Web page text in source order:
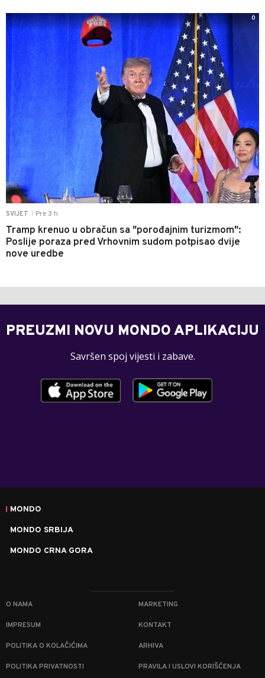
SVIJET Pre 3 h
Tramp krenuo u obračun sa "porođajnim turizmom":
Poslije poraza pred Vrhovnim sudom potpisao dvije
nove uredbe
0
PREUZMI NOVU MONDO APLIKACIJU
Savršen spoj vijesti i zabave.
MONDO
MONDO SRBIJA
MONDO CRNA GORA
O NAMA MARKETING
IMPRESUM KONTAKT
POLITIKA O KOLAČIĆIMA ARHIVA
POLITIKA PRIVATNOSTI PRAVILA I USLOVI KORIŠĆENJA